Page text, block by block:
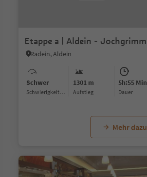
Etappe a | Aldein - Jochgrimm
Radein, Aldein
Schwer
Schwierigkeitsgrad
1301 m
Aufstieg
5h:55 Min
Dauer
Mehr dazu